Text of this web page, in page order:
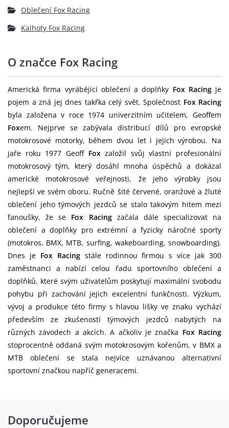
Oblečení Fox Racing
Kalhoty Fox Racing
O značce Fox Racing
Americká firma vyrábějící oblečení a doplňky Fox Racingje
pojem a zná jej dnes takřka celý svět. Společnost Fox Racing
byla založena v roce 1974 univerzitním učitelem, Geoffem
Foxem. Nejprve se zabývala distribucí dílů pro evropské
motokrosové motorky, během dvou let i jejich výrobou. Na
jaře roku 1977 Geoff Foxzaložil svůj vlastní profesionální
motokrosový tým, který dosáhl mnoha úspěchů a dokázal
americké motokrosové veřejnosti, že jeho výrobky jsou
nejlepší ve svém oboru. Ručně šité červené, oranžové a žluté
oblečení jeho týmových jezdců se stalo takovým hitem mezi
fanoušky, že se Fox Racingzačala dále specializovat na
oblečení a doplňky pro extrémní a fyzicky náročné sporty
(motokros, BMX, MTB, surfing, wakeboarding, snowboarding).
Dnes je Fox Racingstále rodinnou firmou s více jak 300
zaměstnanci a nabízí celou řadu sportovního oblečení a
doplňků, které svým uživatelům poskytují maximální svobodu
pohybu při zachování jejich excelentní funkčnosti. Výzkum,
vývoj a produkce této firmy s hlavou lišky ve znaku vychází
především ze zkušeností týmových jezdců nabytých na
různých závodech a akcích. A ačkoliv je značka Fox Racing
stoprocentně oddaná svým motokrosovým kořenům, v BMX a
MTB oblečení se stala nejvíce uznávanou alternativní
sportovní značkou napříč generacemi.
Doporučujeme